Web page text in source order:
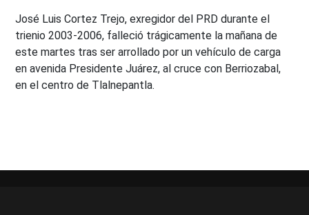
José Luis Cortez Trejo, exregidor del PRD durante el
trienio 2003-2006, falleció trágicamente la mañana de
este martes tras ser arrollado por un vehículo de carga
en avenida Presidente Juárez, al cruce con Berriozabal,
en el centro de Tlalnepantla.